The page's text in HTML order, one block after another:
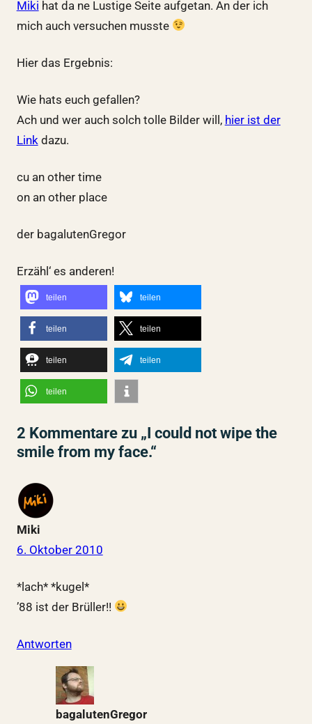
Miki hat da ne Lustige Seite aufgetan. An der ich
mich auch versuchen musste
Hier das Ergebnis:
Wie hats euch gefallen?
Ach und wer auch solch tolle Bilder will, hier ist der
Link dazu.
cu an other time
on an other place
der bagalutenGregor
Erzähl‘ es anderen!
teilen teilen
teilen teilen
teilen teilen
teilen
2 Kommentare zu „I could not wipe the
smile from my face.“
Miki
6. Oktober 2010
*lach* *kugel*
’88 ist der Brüller!!
Antworten
bagalutenGregor